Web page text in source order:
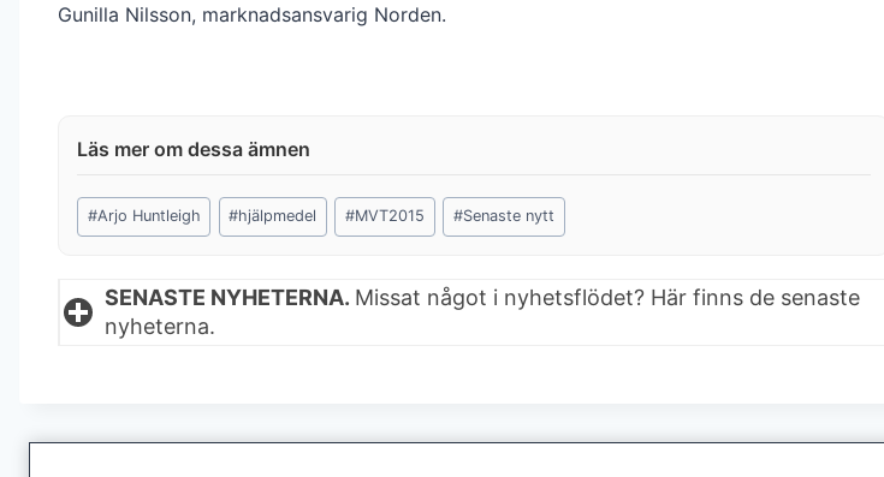
Gunilla Nilsson, marknadsansvarig Norden.
Post
Tags:
#Arjo Huntleigh #hjälpmedel #MVT2015 #Senaste nytt
SENASTE NYHETERNA. Missat något i nyhetsflödet? Här finns de senaste
nyheterna.